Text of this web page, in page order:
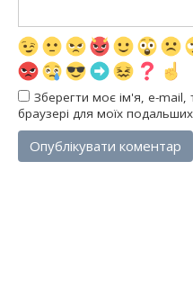
Зберегти моє ім'я, e-mail,
браузері для моїх